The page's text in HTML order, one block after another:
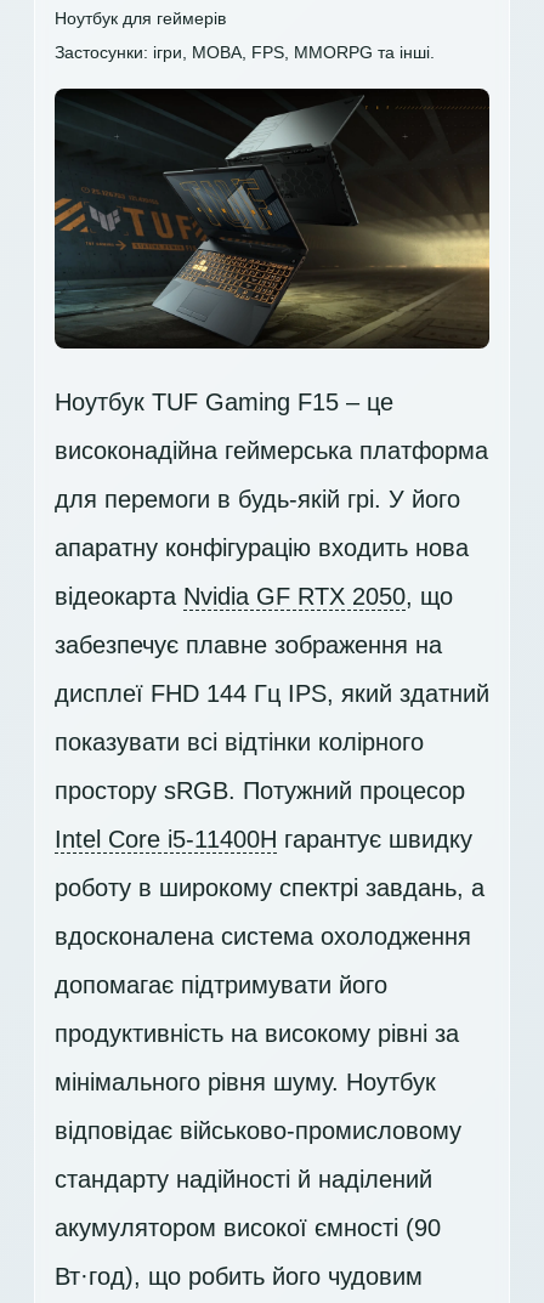
Ноутбук для геймерів
Застосунки: ігри, MOBA, FPS, MMORPG та інші.
Ноутбук TUF Gaming F15 – це
високонадійна геймерська платформа
для перемоги в будь-якій грі. У його
апаратну конфігурацію входить нова
відеокарта Nvidia GF RTX 2050, що
забезпечує плавне зображення на
дисплеї FHD 144 Гц IPS, який здатний
показувати всі відтінки колірного
простору sRGB. Потужний процесор
Intel Core i5-11400H гарантує швидку
роботу в широкому спектрі завдань, а
вдосконалена система охолодження
допомагає підтримувати його
продуктивність на високому рівні за
мінімального рівня шуму. Ноутбук
відповідає військово-промисловому
стандарту надійності й наділений
акумулятором високої ємності (90
Вт·год), що робить його чудовим